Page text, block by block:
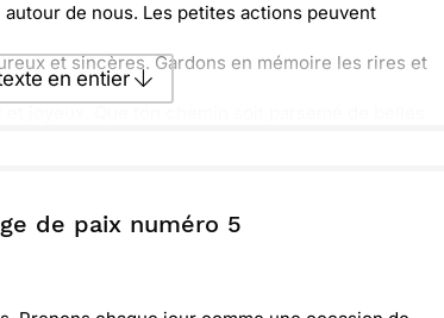
de nous. Les petites actions peuvent
et sincères. Gardons en mémoire les rires et
en entier
par mail Envoyer
de paix numéro 5